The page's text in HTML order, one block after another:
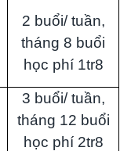
2 buổi/ tuần,
tháng 8 buổi
học phí 1tr8
3 buổi/ tuần,
tháng 12 buổi
học phí 2tr8